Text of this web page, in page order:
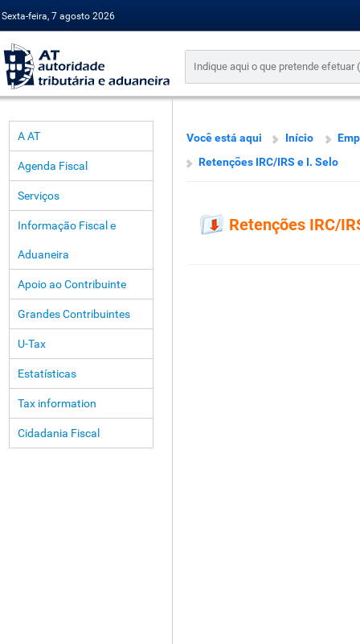
Sexta-feira, 7 agosto 2026
A AT
Agenda Fiscal
Serviços
Informação Fiscal e
Aduaneira
Apoio ao Contribuinte
Grandes Contribuintes
U-Tax
Estatísticas
Tax information
Cidadania Fiscal
Você está aqui Início
Retenções IRC/IRS e I. Selo
Retenções IRC/